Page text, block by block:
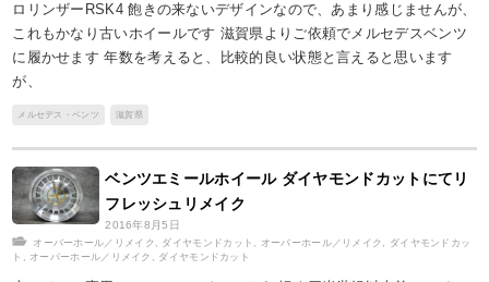
ロリンザーRSK4 飽きの来ないデザインなので、あまり感じませんが、
これもかなり古いホイールです 滋賀県よりご依頼でメルセデスベンツ
に履かせます 年数を考えると、比較的良い状態と言えると思います
が、
メルセデス・ベンツ 滋賀県
ベンツエミールホイール ダイヤモンドカットにてリ
フレッシュリメイク
2016年8月5日
オーバーホール／リメイク , ダイヤモンドカット , オーバーホール／リメイク , ダイヤモンドカッ
ト , オーバーホール／リメイク , ダイヤモンドカット